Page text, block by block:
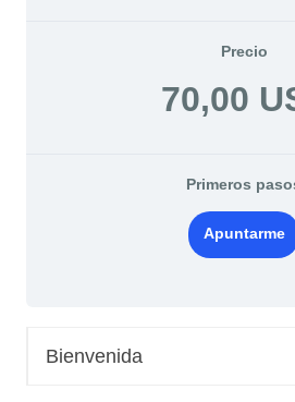
Precio
70,00
Primeros
Apuntarme
Bienvenida